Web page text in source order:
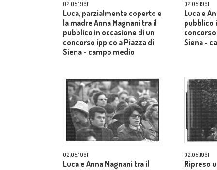
02.05.1961
Luca, parzialmente coperto e
la madre Anna Magnani tra il
pubblico in occasione di un
concorso ippico a Piazza di
Siena - campo medio
02.05.1961
Luca e
pubblico
Siena -
02.05.1961
Luca e Anna Magnani tra il
02.05.1961
Ripreso